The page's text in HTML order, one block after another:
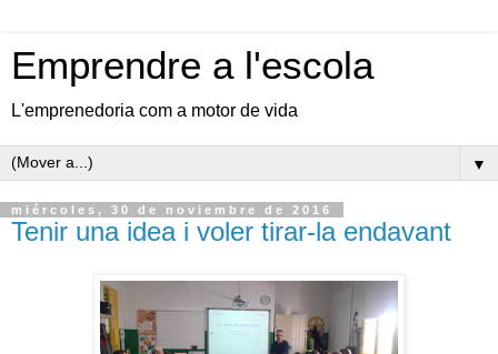
Emprendre a l'escola
L'emprenedoria com a motor de vida
▼
miércoles, 30 de noviembre de 2016
Tenir una idea i voler tirar-la endavant